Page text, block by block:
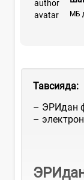
МБ
Тавсияда:
– ЭРИдан
–